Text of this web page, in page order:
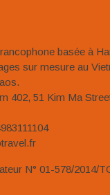
basée à
sur mesure au
402, 51 Kim Ma
N° 01-578/2014/